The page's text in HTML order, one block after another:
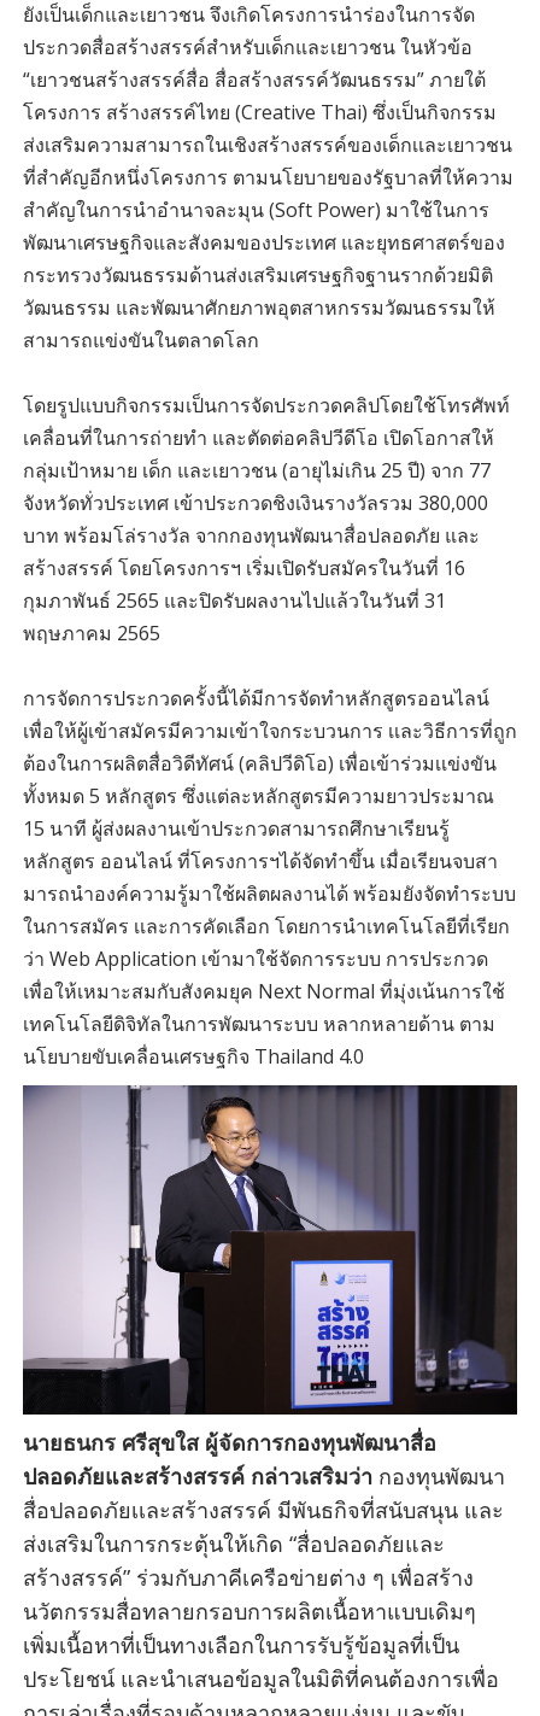
ยังเป็นเด็กและเยาวชน จึงเกิดโครงการนำร่องในการจัด
ประกวดสื่อสร้างสรรค์สําหรับเด็กและเยาวชน ในหัวข้อ
“เยาวชนสร้างสรรค์สื่อ สื่อสร้างสรรค์วัฒนธรรม” ภายใต้
โครงการ สร้างสรรค์ไทย (Creative Thai) ซึ่งเป็นกิจกรรม
ส่งเสริมความสามารถในเชิงสร้างสรรค์ของเด็กเเละเยาวชน
ที่สําคัญอีกหนึ่งโครงการ ตามนโยบายของรัฐบาลที่ให้ความ
สําคัญในการนําอํานาจละมุน (Soft Power) มาใช้ในการ
พัฒนาเศรษฐกิจและสังคมของประเทศ และยุทธศาสตร์ของ
กระทรวงวัฒนธรรมด้านส่งเสริมเศรษฐกิจฐานรากด้วยมิติ
วัฒนธรรม และพัฒนาศักยภาพอุตสาหกรรมวัฒนธรรมให้
สามารถแข่งขันในตลาดโลก
โดยรูปแบบกิจกรรมเป็นการจัดประกวดคลิปโดยใช้โทรศัพท์
เคลื่อนที่ในการถ่ายทํา และตัดต่อคลิปวีดีโอ เปิดโอกาสให้
กลุ่มเป้าหมาย เด็ก และเยาวชน (อายุไม่เกิน 25 ปี) จาก 77
จังหวัดทั่วประเทศ เข้าประกวดชิงเงินรางวัลรวม 380,000
บาท พร้อมโล่รางวัล จากกองทุนพัฒนาสื่อปลอดภัย และ
สร้างสรรค์ โดยโครงการฯ เริ่มเปิดรับสมัครในวันที่ 16
กุมภาพันธ์ 2565 และปิดรับผลงานไปแล้วในวันที่ 31
พฤษภาคม 2565
การจัดการประกวดครั้งนี้ได้มีการจัดทําหลักสูตรออนไลน์
เพื่อให้ผู้เข้าสมัครมีความเข้าใจกระบวนการ เเละวิธีการที่ถูก
ต้องในการผลิตสื่อวิดีทัศน์ (คลิปวีดิโอ) เพื่อเข้าร่วมเเข่งขัน
ทั้งหมด 5 หลักสูตร ซึ่งแต่ละหลักสูตรมีความยาวประมาณ
15 นาที ผู้ส่งผลงานเข้าประกวดสามารถศึกษาเรียนรู้
หลักสูตร ออนไลน์ ที่โครงการฯได้จัดทําขึ้น เมื่อเรียนจบสา
มารถนําองค์ความรู้มาใช้ผลิตผลงานได้ พร้อมยังจัดทําระบบ
ในการสมัคร เเละการคัดเลือก โดยการนำเทคโนโลยีที่เรียก
ว่า Web Application เข้ามาใช้จัดการระบบ การประกวด
เพื่อให้เหมาะสมกับสังคมยุค Next Normal ที่มุ่งเน้นการใช้
เทคโนโลยีดิจิทัลในการพัฒนาระบบ หลากหลายด้าน ตาม
นโยบายขับเคลื่อนเศรษฐกิจ Thailand 4.0
นายธนกร ศรีสุขใส ผู้จัดการกองทุนพัฒนาสื่อ
ปลอดภัยและสร้างสรรค์ กล่าวเสริมว่ากองทุนพัฒนา
สื่อปลอดภัยเเละสร้างสรรค์ มีพันธกิจที่สนับสนุน และ
ส่งเสริมในการกระตุ้นให้เกิด “สื่อปลอดภัยและ
สร้างสรรค์” ร่วมกับภาคีเครือข่ายต่าง ๆ เพื่อสร้าง
นวัตกรรมสื่อทลายกรอบการผลิตเนื้อหาแบบเดิมๆ
เพิ่มเนื้อหาที่เป็นทางเลือกในการรับรู้ข้อมูลที่เป็น
ประโยชน์ และนําเสนอข้อมูลในมิติที่คนต้องการเพื่อ